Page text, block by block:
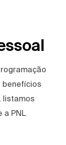
benefícios
listamos
a PNL